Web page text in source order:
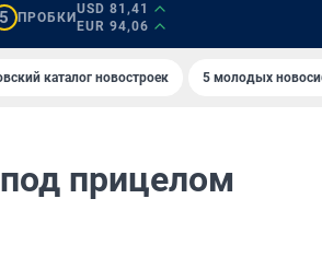
5 ПРОБКИ
USD 81,41
EUR 94,06
каталог новостроек 5 молодых
прицелом